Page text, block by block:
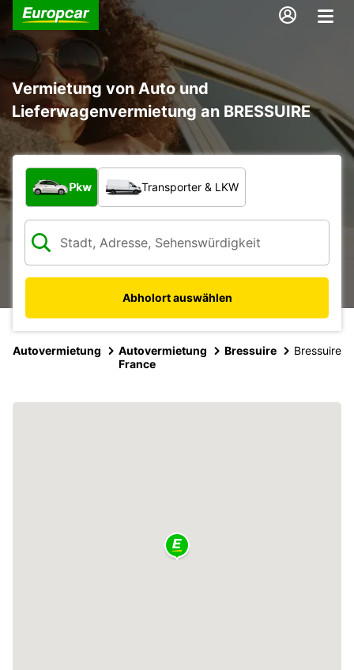
Vermietung von Auto und
Lieferwagenvermietung an BRESSUIRE
Welche Art von Fahrzeug?
Pkw Transporter & LKW
Abholort auswählen
Autovermietung
Autovermietung
France
Bressuire Bressuire